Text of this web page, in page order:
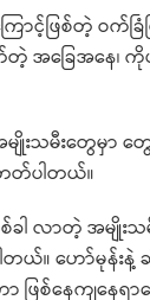
ောင့်ဖြစ်တဲ့ ဝက်ခ
တ်တဲ့ အခြေအနေ
းသမီးတွေမှာ တွ
ပါတယ်။
ါ လာတဲ့ အမျိုးသ
။ ဟော်မုန်းနဲ့ ဆို
ဖြစ်နေကျန